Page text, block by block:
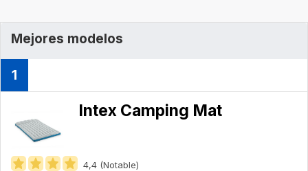
Mejores modelos
1
Intex Camping Mat
4,4 (Notable)